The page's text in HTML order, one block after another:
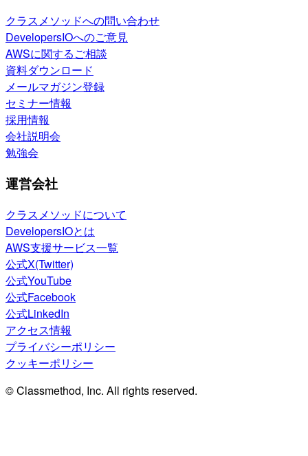
クラスメソッドへの問い合わせ
DevelopersIOへのご意見
AWSに関するご相談
資料ダウンロード
メールマガジン登録
セミナー情報
採用情報
会社説明会
勉強会
運営会社
クラスメソッドについて
DevelopersIOとは
AWS支援サービス一覧
公式X(Twitter)
公式YouTube
公式Facebook
公式LinkedIn
アクセス情報
プライバシーポリシー
クッキーポリシー
© Classmethod, Inc. All rights reserved.